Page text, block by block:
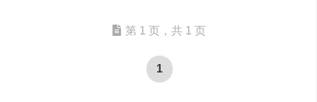
第 1 页，共 1 页
1